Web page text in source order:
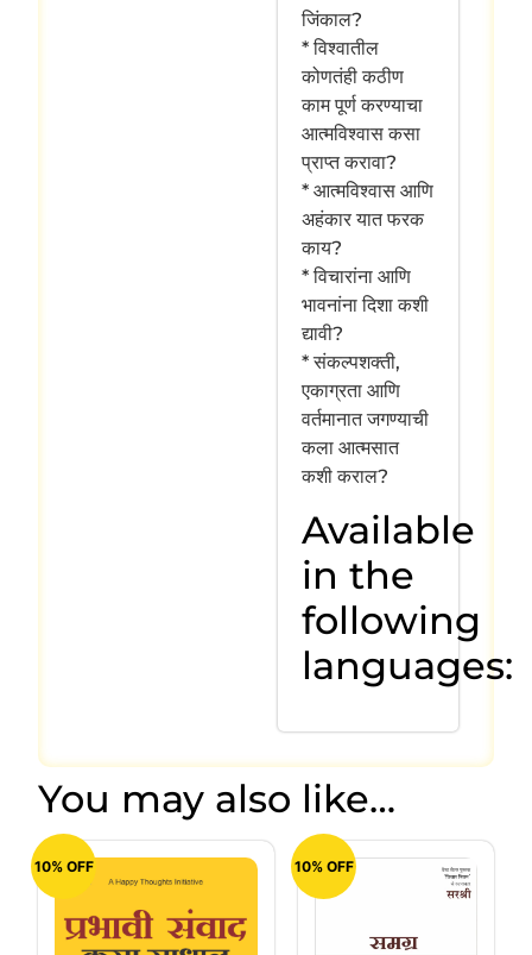
जिंकाल?
* विश्वातील
कोणतंही कठीण
काम पूर्ण करण्याचा
आत्मविश्वास कसा
प्राप्त करावा?
* आत्मविश्वास आणि
अहंकार यात फरक
काय?
* विचारांना आणि
भावनांना दिशा कशी
द्यावी?
* संकल्पशक्ती,
एकाग्रता आणि
वर्तमानात जगण्याची
कला आत्मसात
कशी कराल?
Available
in the
following
languages:
You may also like…
10% OFF 10% OFF